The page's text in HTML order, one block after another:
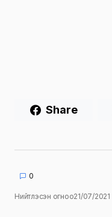
Share
0
Нийтлэсэн огноо21/07/2021